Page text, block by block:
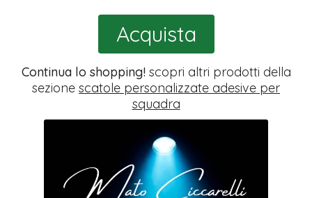
Acquista
Continua lo shopping!scopri altri prodotti della
sezione scatole personalizzate adesive per
squadra